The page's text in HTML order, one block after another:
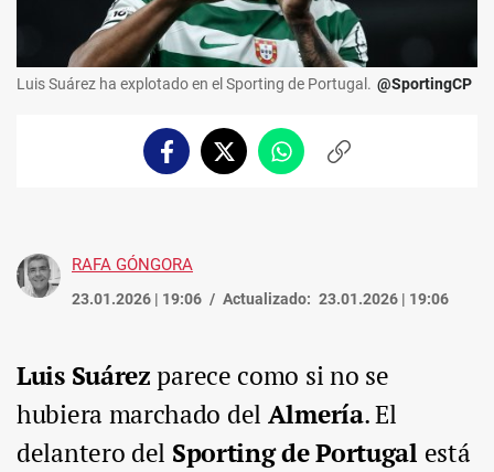
Luis Suárez ha explotado en el Sporting de Portugal. @SportingCP
FacebookTwitterWhatsappCopiar
RAFA GÓNGORA
23.01.2026 | 19:06 Actualizado: 23.01.2026 | 19:06
Luis Suárezparece como si no se
hubiera marchado del Almería. El
delantero del Sporting de Portugal está